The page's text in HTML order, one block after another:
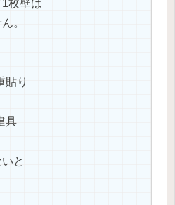
枚壁は
。
貼り
具
と